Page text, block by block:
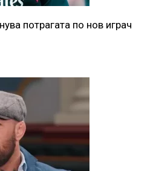
потрагата по нов играч